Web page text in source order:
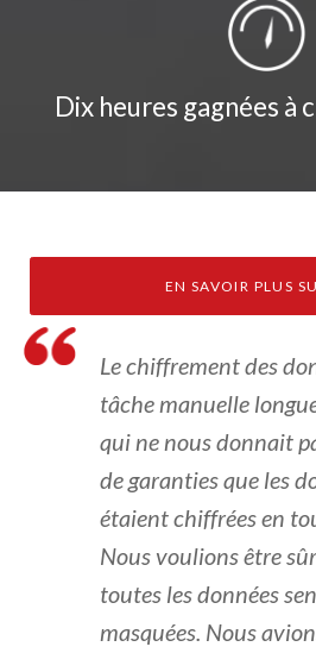
Dix heures gagnées à
EN SAVOIR PLUS
Le chiffrement des
tâche manuelle
qui ne nous donnait
de garanties que les
étaient chiffrées en
Nous voulions être
toutes les données
masquées. Nous